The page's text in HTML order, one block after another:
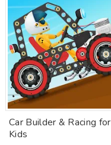
Car Builder & Racing for
Kids